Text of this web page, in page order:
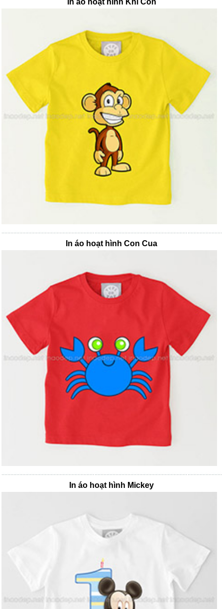
In áo hoạt hình Khỉ Con
In áo hoạt hình Con Cua
In áo hoạt hình Mickey